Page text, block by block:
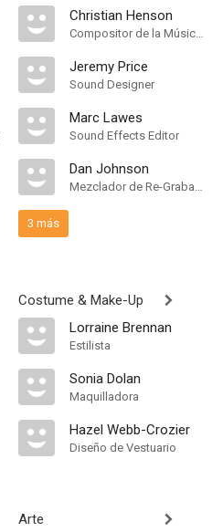
Christian Henson
Compositor de la Música Original
Jeremy Price
Sound Designer
Marc Lawes
Sound Effects Editor
Dan Johnson
Mezclador de Re-Grabación de Sonido
3 más
Costume & Make-Up
Lorraine Brennan
Estilista
Sonia Dolan
Maquilladora
Hazel Webb-Crozier
Diseño de Vestuario
Arte